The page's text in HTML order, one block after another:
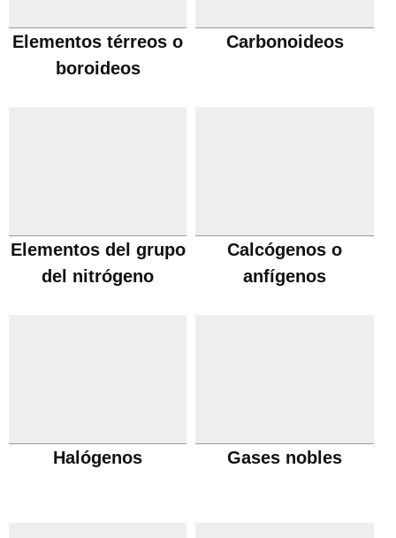
Elementos térreos o
boroideos
Carbonoideos
Elementos del grupo
del nitrógeno
Calcógenos o
anfígenos
Halógenos Gases nobles